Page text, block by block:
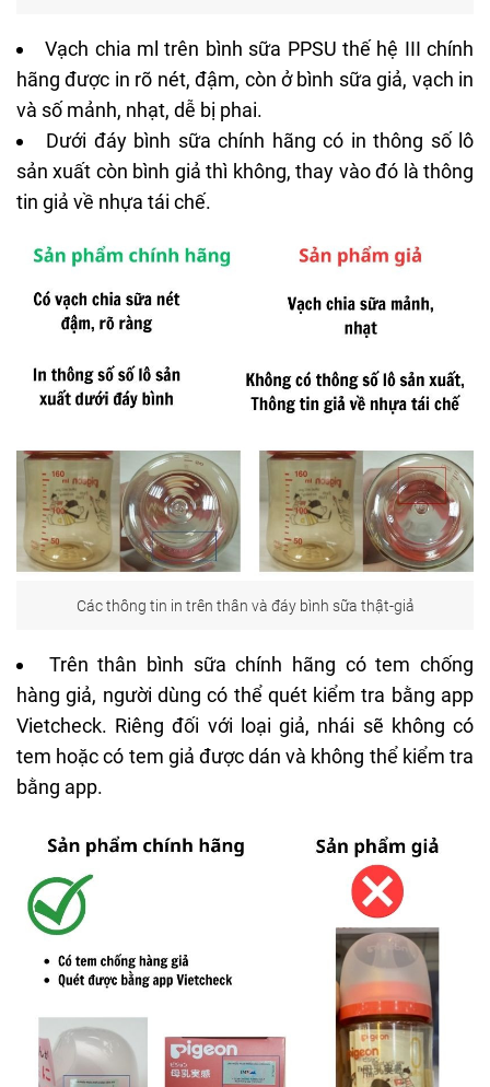
Vạch chia ml trên bình sữa PPSU thế hệ III chính
hãng được in rõ nét, đậm, còn ở bình sữa giả, vạch in
và số mảnh, nhạt, dễ bị phai.
Dưới đáy bình sữa chính hãng có in thông số lô
sản xuất còn bình giả thì không, thay vào đó là thông
tin giả về nhựa tái chế.
Các thông tin in trên thân và đáy bình sữa thật-giả
Trên thân bình sữa chính hãng có tem chống
hàng giả, người dùng có thể quét kiểm tra bằng app
Vietcheck. Riêng đối với loại giả, nhái sẽ không có
tem hoặc có tem giả được dán và không thể kiểm tra
bằng app.